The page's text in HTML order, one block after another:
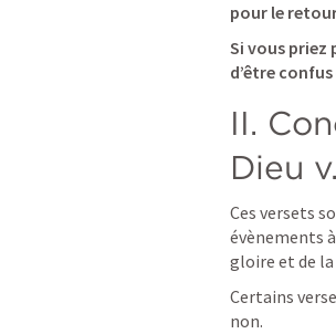
pour le
Si vous priez
d’être
II.
Dieu
Ces versets
évènements
gloire et de la
Certains
non.